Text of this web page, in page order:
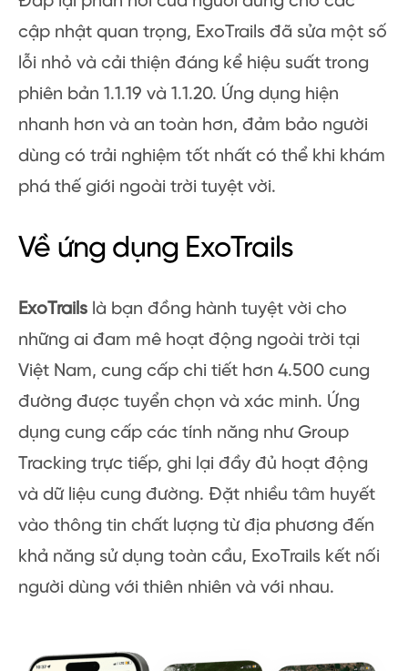
cập nhật quan trọng, ExoTrails đã sửa một số
lỗi nhỏ và cải thiện đáng kể hiệu suất trong
phiên bản 1.1.19 và 1.1.20. Ứng dụng hiện
nhanh hơn và an toàn hơn, đảm bảo người
dùng có trải nghiệm tốt nhất có thể khi khám
phá thế giới ngoài trời tuyệt vời.
Về ứng dụng ExoTrails
ExoTrails là bạn đồng hành tuyệt vời cho
những ai đam mê hoạt động ngoài trời tại
Việt Nam, cung cấp chi tiết hơn 4.500 cung
đường được tuyển chọn và xác minh. Ứng
dụng cung cấp các tính năng như Group
Tracking trực tiếp, ghi lại đầy đủ hoạt động
và dữ liệu cung đường. Đặt nhiều tâm huyết
vào thông tin chất lượng từ địa phương đến
khả năng sử dụng toàn cầu, ExoTrails kết nối
người dùng với thiên nhiên và với nhau.